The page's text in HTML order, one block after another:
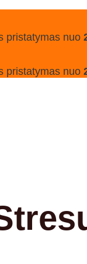
pristatymas nuo
pristatymas nuo